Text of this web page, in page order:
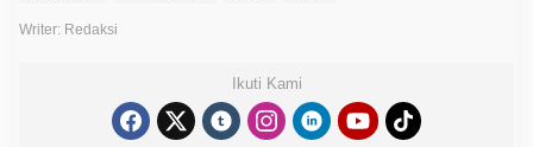
Writer: Redaksi
Ikuti Kami